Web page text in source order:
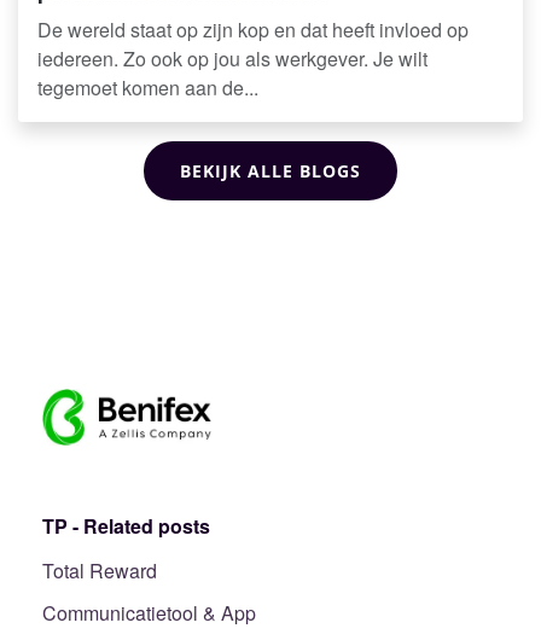
De wereld staat op zijn kop en dat heeft invloed op
iedereen. Zo ook op jou als werkgever. Je wilt
tegemoet komen aan de...
BEKIJK ALLE BLOGS
TP - Related posts
Total Reward
Communicatietool & App